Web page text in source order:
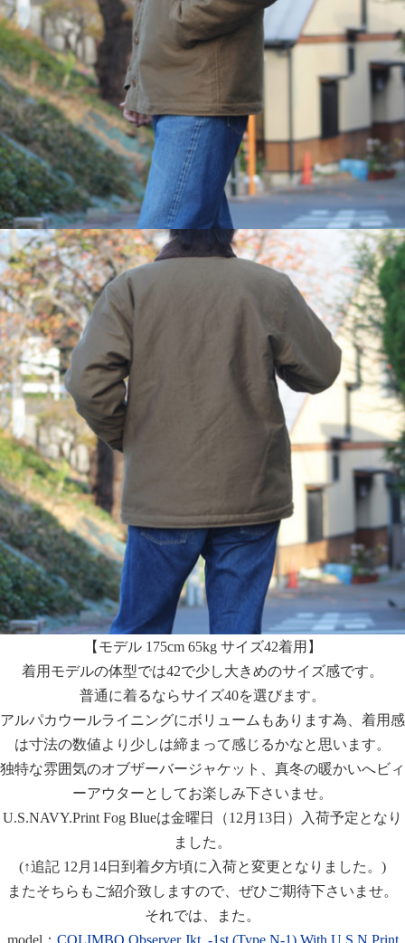
【モデル 175cm 65kg サイズ42着用】
着用モデルの体型では42で少し大きめのサイズ感です。
普通に着るならサイズ40を選びます。
アルパカウールライニングにボリュームもあります為、着用感
は寸法の数値より少しは締まって感じるかなと思います。
独特な雰囲気のオブザーバージャケット、真冬の暖かいへビィ
ーアウターとしてお楽しみ下さいませ。
U.S.NAVY.Print Fog Blueは金曜日（12月13日）入荷予定となり
ました。
(↑追記 12月14日到着夕方頃に入荷と変更となりました。)
またそちらもご紹介致しますので、ぜひご期待下さいませ。
それでは、また。